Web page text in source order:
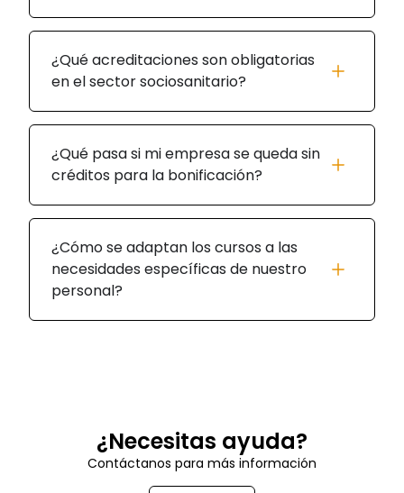
¿Qué acreditaciones son obligatorias
en el sector sociosanitario?
¿Qué pasa si mi empresa se queda sin
créditos para la bonificación?
¿Cómo se adaptan los cursos a las
necesidades específicas de nuestro
personal?
¿Necesitas ayuda?
Contáctanos para más información